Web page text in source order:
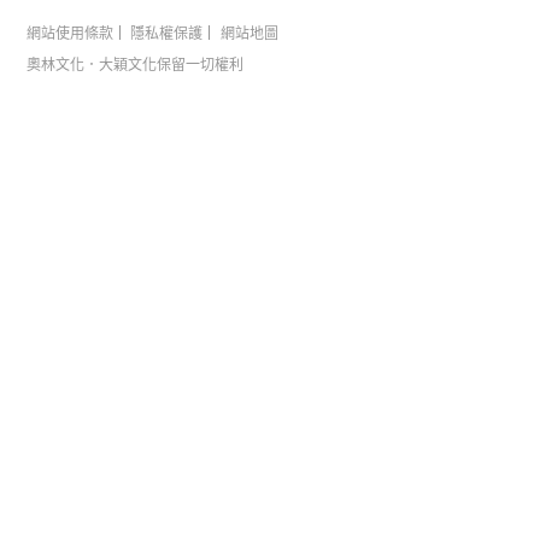
奧林文化．大穎文化保留一切權利
網站使用條款 隱私權保護 網站地圖